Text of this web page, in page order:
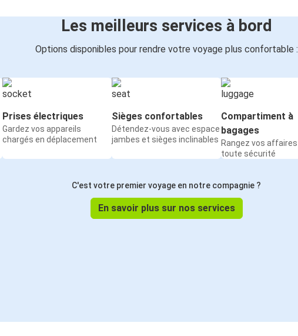
Les meilleurs services à bord
Options disponibles pour rendre votre voyage plus confortable :
Prises électriques
Gardez vos appareils
chargés en déplacement
Sièges confortables
Détendez-vous avec espace
jambes et sièges inclinables
Compartiment à
bagages
Rangez vos affaires
toute sécurité
C'est votre premier voyage en notre compagnie ?
En savoir plus sur nos services